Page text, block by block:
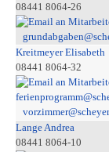
08441 8064-26
Kreitmeyer Elisabeth
08441 8064-32
Lange Andrea
08441 8064-10